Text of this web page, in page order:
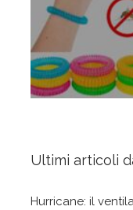
Ultimi articoli
Hurricane: il